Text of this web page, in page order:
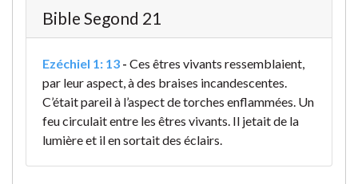
Bible Segond 21
Ezéchiel 1: 13 - Ces êtres vivants ressemblaient,
par leur aspect, à des braises incandescentes.
C’était pareil à l’aspect de torches enflammées. Un
feu circulait entre les êtres vivants. Il jetait de la
lumière et il en sortait des éclairs.